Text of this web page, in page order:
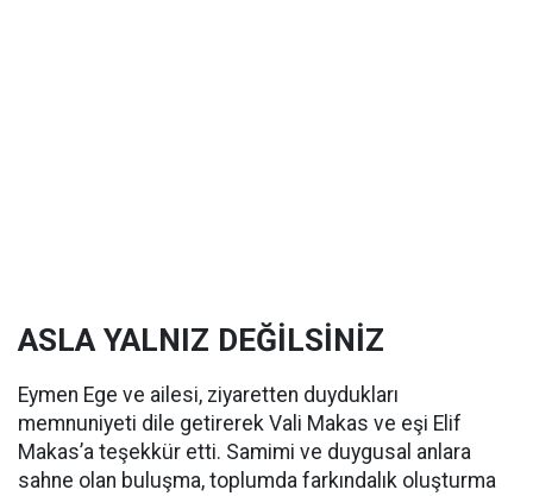
ASLA YALNIZ DEĞİLSİNİZ
Eymen Ege ve ailesi, ziyaretten duydukları
memnuniyeti dile getirerek Vali Makas ve eşi Elif
Makas’a teşekkür etti. Samimi ve duygusal anlara
sahne olan buluşma, toplumda farkındalık oluşturma